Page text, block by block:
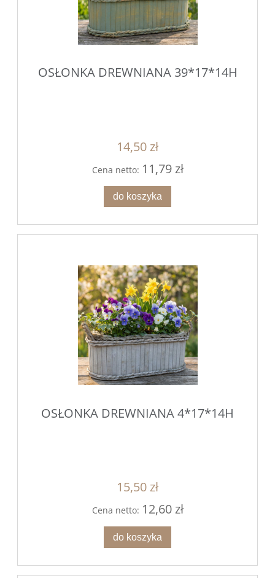
OSŁONKA DREWNIANA 39*17*14H
14,50 zł
Cena netto: 11,79 zł
do koszyka
OSŁONKA DREWNIANA 4*17*14H
15,50 zł
Cena netto: 12,60 zł
do koszyka